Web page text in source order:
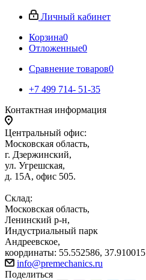
Личный кабинет
Корзина0
Отложенные0
Сравнение товаров0
+7 499 714- 51-35
Контактная информация
Центральный офис:
Московская область,
г. Дзержинский,
ул. Угрешская,
д. 15А, офис 505.
Склад:
Московская область,
Ленинский р-н,
Индустриальный парк
Андреевское,
координаты: 55.552586, 37.910015
info@premechanics.ru
Поделиться